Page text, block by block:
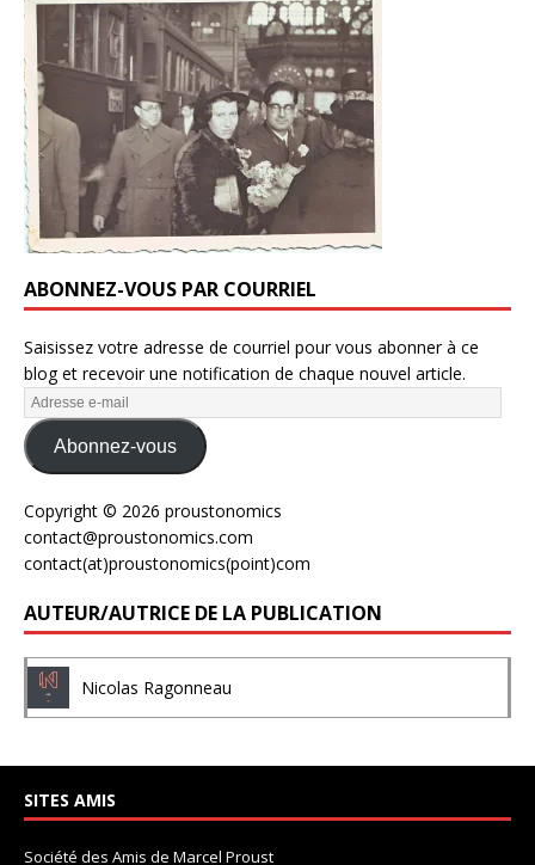
ABONNEZ-VOUS PAR COURRIEL
Saisissez votre adresse de courriel pour vous abonner à ce
blog et recevoir une notification de chaque nouvel article.
Abonnez-vous
Copyright © 2026 proustonomics
contact@proustonomics.com
contact(at)proustonomics(point)com
AUTEUR/AUTRICE DE LA PUBLICATION
Nicolas Ragonneau
SITES AMIS
Société des Amis de Marcel Proust